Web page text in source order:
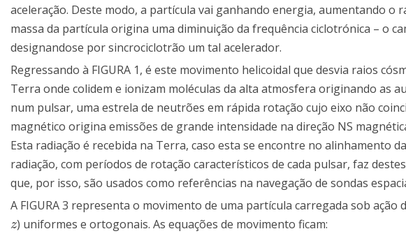
aceleração. Deste modo, a partícula vai ganhando energia, aumentando
massa da partícula origina uma diminuição da frequência ciclotrónica – o
designandose por sincrociclotrão um tal acelerador.
Regressando à FIGURA 1, é este movimento helicoidal que desvia raios
Terra onde colidem e ionizam moléculas da alta atmosfera originando as
num pulsar, uma estrela de neutrões em rápida rotação cujo eixo não
magnético origina emissões de grande intensidade na direção NS
Esta radiação é recebida na Terra, caso esta se encontre no alinhamento
radiação, com períodos de rotação característicos de cada pulsar, faz
que, por isso, são usados como referências na navegação de sondas
A FIGURA 3 representa o movimento de uma partícula carregada sob ação
z
z) uniformes e ortogonais. As equações de movimento ficam: